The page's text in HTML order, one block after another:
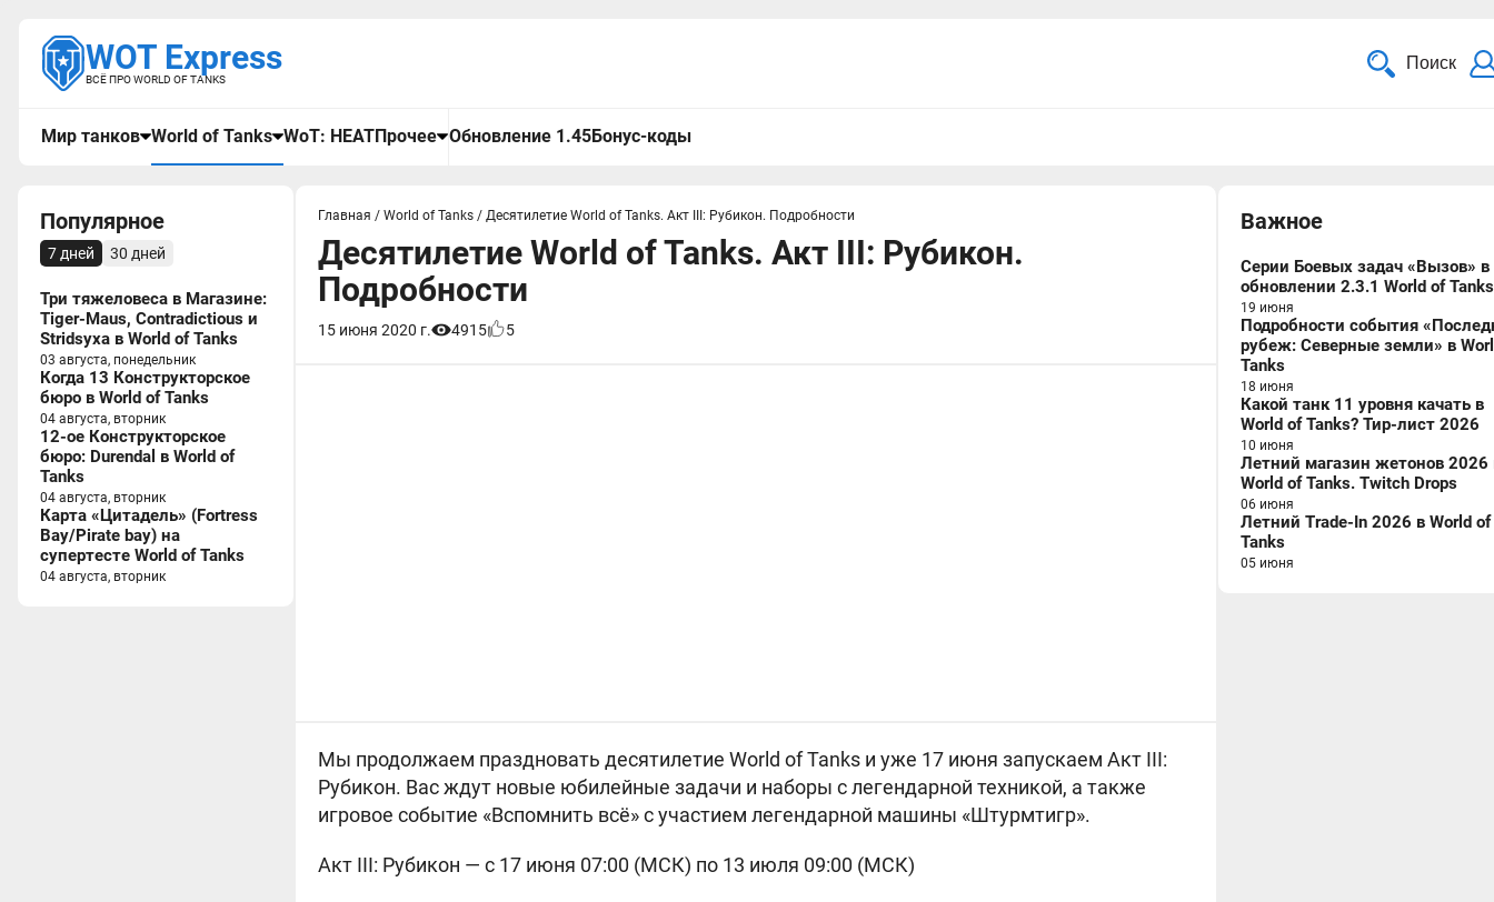
WOT Express
ВСЁ ПРО WORLD OF TANKS
Поиск
Мир танков World of Tanks WoT: HEATПрочее Обновление 1.45Бонус-коды
Популярное
7 дней 30 дней
Три тяжеловеса в Магазине:
Tiger-Maus, Contradictious и
Stridsyxa в World of Tanks
03 августа, понедельник
Когда 13 Конструкторское
бюро в World of Tanks
04 августа, вторник
12-ое Конструкторское
бюро: Durendal в World of
Tanks
04 августа, вторник
Карта «Цитадель» (Fortress
Bay/Pirate bay) на
супертесте World of Tanks
04 августа, вторник
Главная / World of Tanks / Десятилетие World of Tanks. Акт III: Рубикон. Подробности
Десятилетие World of Tanks. Акт III: Рубикон.
Подробности
15 июня 2020 г. 4915 5
Мы продолжаем праздновать десятилетие World of Tanks и уже 17 июня запускаем Акт III:
Рубикон. Вас ждут новые юбилейные задачи и наборы с легендарной техникой, а также
игровое событие «Вспомнить всё» с участием легендарной машины «Штурмтигр».
Акт III: Рубикон — с 17 июня 07:00 (МСК) по 13 июля 09:00 (МСК)
Важное
Серии Боевых задач «Вызов» в
обновлении 2.3.1 World of Tanks
19 июня
Подробности события
рубеж: Северные земли» в
Tanks
18 июня
Какой танк 11 уровня качать в
World of Tanks? Тир-лист 2026
10 июня
Летний магазин жетонов 2026
World of Tanks. Twitch Drops
06 июня
Летний Trade-In 2026 в World of
Tanks
05 июня